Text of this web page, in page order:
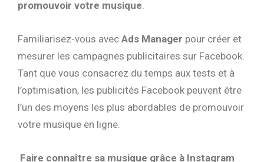
promouvoir votre musique
Familiarisez-vous avec Ads Manager pour créer et
mesurer les campagnes publicitaires sur Facebook.
Tant que vous consacrez du temps aux tests et à
l’optimisation, les publicités Facebook peuvent être
l’un des moyens les plus abordables de promouvoir
votre musique en ligne.
Faire connaître sa musique grâce à Instagram